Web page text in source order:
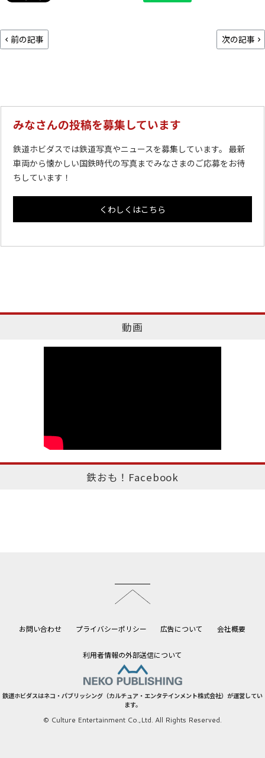
前の記事 次の記事
みなさんの投稿を募集しています
鉄道ホビダスでは鉄道写真やニュースを募集しています。 最新
車両から懐かしい国鉄時代の写真までみなさまのご応募をお待
ちしています！
くわしくはこちら
動画
鉄おも！Facebook
お問い合わせ プライバシーポリシー 広告について 会社概要
利用者情報の外部送信について
鉄道ホビダスはネコ・パブリッシング（カルチュア・エンタテインメント株式会社）が運営してい
ます。
© Culture Entertainment Co.,Ltd. All Rights Reserved.